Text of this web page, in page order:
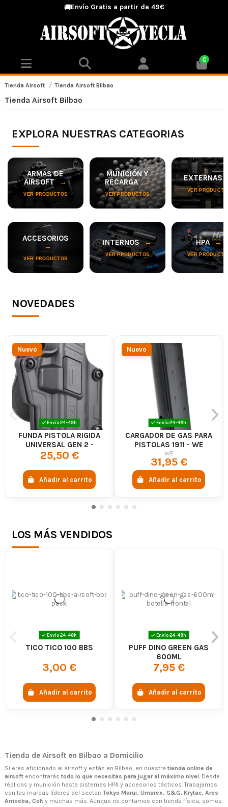
🚚Envío Gratis a partir de 49€
0
Tienda Airsoft Tienda Airsoft Bilbao
Tienda Airsoft Bilbao
EXPLORA NUESTRAS CATEGORIAS
VER PRODUCTOS
ARMAS DE
AIRSOFT
VER PRODUCTOS
MUNICIÓN Y
RECARGA
VER
EXTERNAS
VER PRODUCTOS
ACCESORIOS
VER PRODUCTOS
INTERNOS
VER
HPA
NOVEDADES
Nuevo
Envío 24-48h
FUNDA PISTOLA RIGIDA
UNIVERSAL GEN 2 -
CYTAC
25,50 €
Añadir al carrito
Nuevo
Envío 24-48h
CARGADOR DE GAS PARA
PISTOLAS 1911 - WE
WE
31,95 €
Añadir al carrito
LOS MÁS VENDIDOS
Envío 24-48h
TICO TICO 100 BBS
3,00 €
Añadir al carrito
Envío 24-48h
PUFF DINO GREEN GAS
600ML
7,95 €
Añadir al carrito
Tienda de Airsoft en Bilbao a Domicilio
Si eres aficionado al airsoft y estás en Bilbao, en nuestra tienda online de
airsoft encontrarás todo lo que necesitas para jugar al máximo nivel. Desde
réplicas y munición hasta sistemas HPA y accesorios tácticos. Trabajamos
con las marcas líderes del sector: Tokyo Marui, Umarex, G&G, Krytac, Ares
Amoeba, Colt y muchas más. Aunque no contamos con tienda física, somos